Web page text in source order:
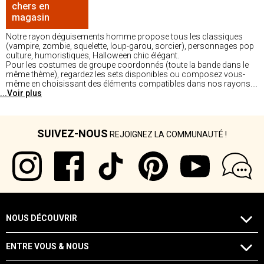
chers en
magasin
Notre rayon déguisements homme propose tous les classiques
(vampire, zombie, squelette, loup-garou, sorcier), personnages pop
culture, humoristiques, Halloween chic élégant.
Pour les costumes de groupe coordonnés (toute la bande dans le
même thème), regardez les sets disponibles ou composez vous-
même en choisissant des éléments compatibles dans nos rayons.
Disponible dans nos magasins.
...Voir plus
SUIVEZ-NOUS REJOIGNEZ LA COMMUNAUTÉ !
NOUS DÉCOUVRIR
ENTRE VOUS & NOUS